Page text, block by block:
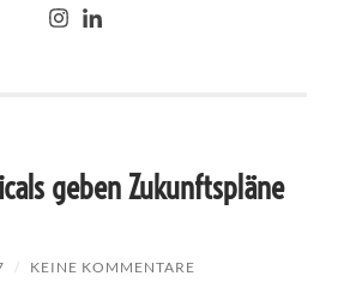
geben Zukunftspläne
/ KEINE KOMMENTARE